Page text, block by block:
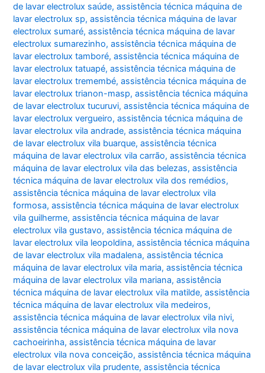
de lavar electrolux saúde,assistência técnica máquina de
lavar electrolux sp,assistência técnica máquina de lavar
electrolux sumaré,assistência técnica máquina de lavar
electrolux sumarezinho,assistência técnica máquina de
lavar electrolux tamboré,assistência técnica máquina de
lavar electrolux tatuapé,assistência técnica máquina de
lavar electrolux tremembé,assistência técnica máquina de
lavar electrolux trianon-masp,assistência técnica máquina
de lavar electrolux tucuruvi,assistência técnica máquina de
lavar electrolux vergueiro,assistência técnica máquina de
lavar electrolux vila andrade,assistência técnica máquina
de lavar electrolux vila buarque,assistência técnica
máquina de lavar electrolux vila carrão,assistência técnica
máquina de lavar electrolux vila das belezas,assistência
técnica máquina de lavar electrolux vila dos remédios,
assistência técnica máquina de lavar electrolux vila
formosa,assistência técnica máquina de lavar electrolux
vila guilherme,assistência técnica máquina de lavar
electrolux vila gustavo,assistência técnica máquina de
lavar electrolux vila leopoldina,assistência técnica máquina
de lavar electrolux vila madalena,assistência técnica
máquina de lavar electrolux vila maria,assistência técnica
máquina de lavar electrolux vila mariana,assistência
técnica máquina de lavar electrolux vila matilde,assistência
técnica máquina de lavar electrolux vila medeiros,
assistência técnica máquina de lavar electrolux vila nivi,
assistência técnica máquina de lavar electrolux vila nova
cachoeirinha,assistência técnica máquina de lavar
electrolux vila nova conceição,assistência técnica máquina
de lavar electrolux vila prudente,assistência técnica